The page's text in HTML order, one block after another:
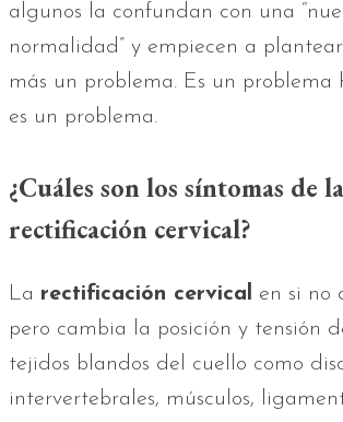
algunos la confundan con una
normalidad” y empiecen a
más un problema. Es un problema
es un problema.
¿Cuáles son los síntomas de la
rectificación cervical?
La rectificación cervical en si no
pero cambia la posición y tensión
tejidos blandos del cuello como
intervertebrales, músculos,